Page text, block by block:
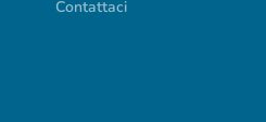
Contattaci